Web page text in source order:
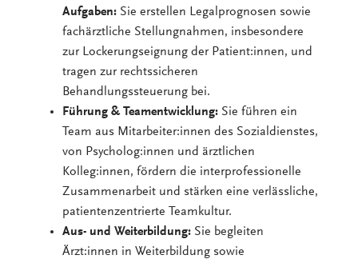
Aufgaben: Sie erstellen Legalprognosen sowie
fachärztliche Stellungnahmen, insbesondere
zur Lockerungseignung der Patient:innen, und
tragen zur rechtssicheren
Behandlungssteuerung bei.
Führung & Teamentwicklung: Sie führen ein
Team aus Mitarbeiter:innen des Sozialdienstes,
von Psycholog:innen und ärztlichen
Kolleg:innen, fördern die interprofessionelle
Zusammenarbeit und stärken eine verlässliche,
patientenzentrierte Teamkultur.
Aus- und Weiterbildung: Sie begleiten
Ärzt:innen in Weiterbildung sowie